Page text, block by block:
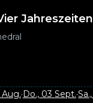
Jahreszeiten
Aug.·Do., 03 Sept.·